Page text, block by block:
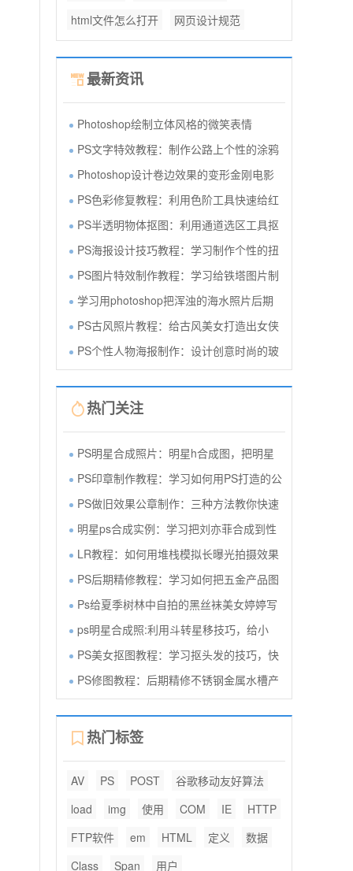
html文件怎么打开
网页设计规范
最新资讯
Photoshop绘制立体风格的微笑表情
PS文字特效教程：制作公路上个性的涂鸦
Photoshop设计卷边效果的变形金刚电影
PS色彩修复教程：利用色阶工具快速给红
PS半透明物体抠图：利用通道选区工具抠
PS海报设计技巧教程：学习制作个性的扭
PS图片特效制作教程：学习给铁塔图片制
学习用photoshop把浑浊的海水照片后期
PS古风照片教程：给古风美女打造出女侠
PS个性人物海报制作：设计创意时尚的玻
热门关注
PS明星合成照片：明星h合成图，把明星
PS印章制作教程：学习如何用PS打造的公
PS做旧效果公章制作：三种方法教你快速
明星ps合成实例：学习把刘亦菲合成到性
LR教程：如何用堆栈模拟长曝光拍摄效果
PS后期精修教程：学习如何把五金产品图
Ps给夏季树林中自拍的黑丝袜美女婷婷写
ps明星合成照:利用斗转星移技巧，给小
PS美女抠图教程：学习抠头发的技巧，快
PS修图教程：后期精修不锈钢金属水槽产
热门标签
AV PS POST
谷歌移动友好算法
load
img 使用 COM IE
HTTP
FTP软件
em HTML 定义
数据
Class
Span 用户